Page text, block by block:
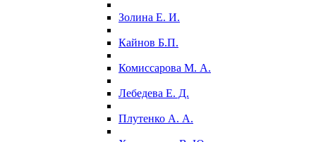
Золина Е. И.
Кайнов Б.П.
Комиссарова М. А.
Лебедева Е. Д.
Плутенко А. А.